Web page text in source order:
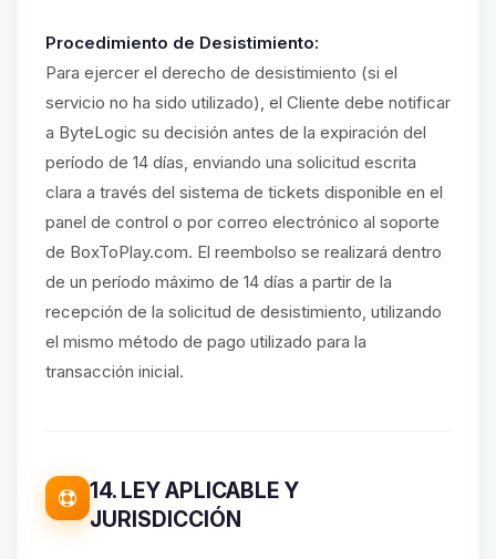
Procedimiento de Desistimiento:
Para ejercer el derecho de desistimiento (si el
servicio no ha sido utilizado), el Cliente debe notificar
a ByteLogic su decisión antes de la expiración del
período de 14 días, enviando una solicitud escrita
clara a través del sistema de tickets disponible en el
panel de control o por correo electrónico al soporte
de BoxToPlay.com. El reembolso se realizará dentro
de un período máximo de 14 días a partir de la
recepción de la solicitud de desistimiento, utilizando
el mismo método de pago utilizado para la
transacción inicial.
14. LEY APLICABLE Y
JURISDICCIÓN